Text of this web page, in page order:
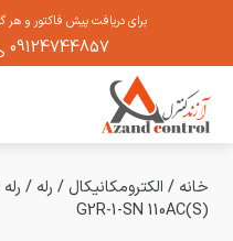
برای دریافت پیش فاکتور و هر
09124744857
خانه / الکترومکانیکال / رله /
(G2R-1-SN 110AC(S